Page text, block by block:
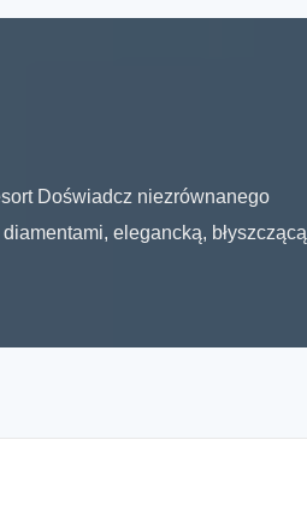
Doświadcz niezrównanego
elegancką, błyszczącą